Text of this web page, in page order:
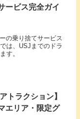
ービス完全ガイ
の乗り捨てサービス
は、USJまでのドラ
す。
トラクション】
エリア・限定グ